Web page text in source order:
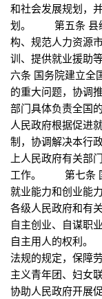
和社会发展规划，
划。 第五条 县级
构、规范人力资源
训、提供就业援
六条 国务院建立全
的重大问题，协调
部门具体负责全
人民政府根据促进
制，协调解决本
上人民政府有关部
工作。 第七条 国
就业能力和创业
各级人民政府和有
自主创业、自谋
自主用人的权利
法规的规定，保
主义青年团、妇女
协助人民政府开展